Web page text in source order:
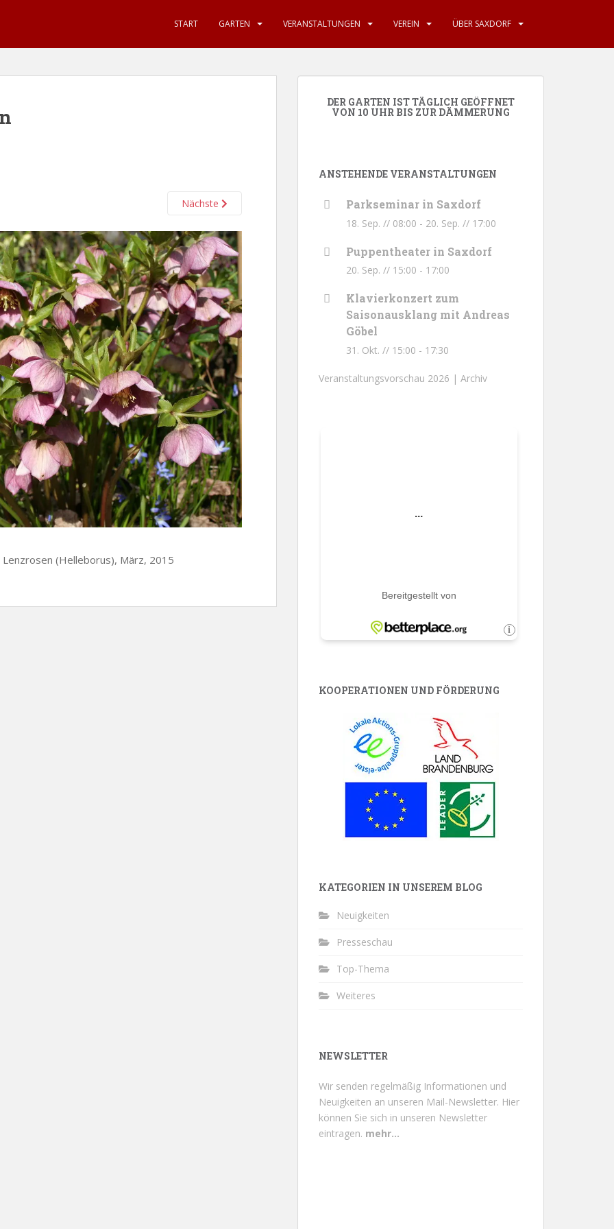
START GARTEN VERANSTALTUNGEN VEREIN ÜBER SAXDORF
Nächste
(Helleborus), März, 2015
DER GARTEN IST TÄGLICH GEÖFFNET
VON 10 UHR BIS ZUR DÄMMERUNG
ANSTEHENDE VERANSTALTUNGEN
Parkseminar in Saxdorf
18. Sep. // 08:00 - 20. Sep. // 17:00
Puppentheater in Saxdorf
20. Sep. // 15:00 - 17:00
Klavierkonzert zum
Saisonausklang mit Andreas
Göbel
31. Okt. // 15:00 - 17:30
Veranstaltungsvorschau 2026 | Archiv
KOOPERATIONEN UND FÖRDERUNG
KATEGORIEN IN UNSEREM BLOG
Neuigkeiten
Presseschau
Top-Thema
Weiteres
NEWSLETTER
Wir senden regelmäßig Informationen und
Neuigkeiten an unseren Mail-Newsletter. Hier
können Sie sich in unseren Newsletter
eintragen. mehr...